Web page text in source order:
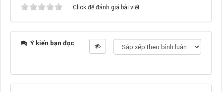
Click để đánh giá bài viết
Ý kiến bạn đọc